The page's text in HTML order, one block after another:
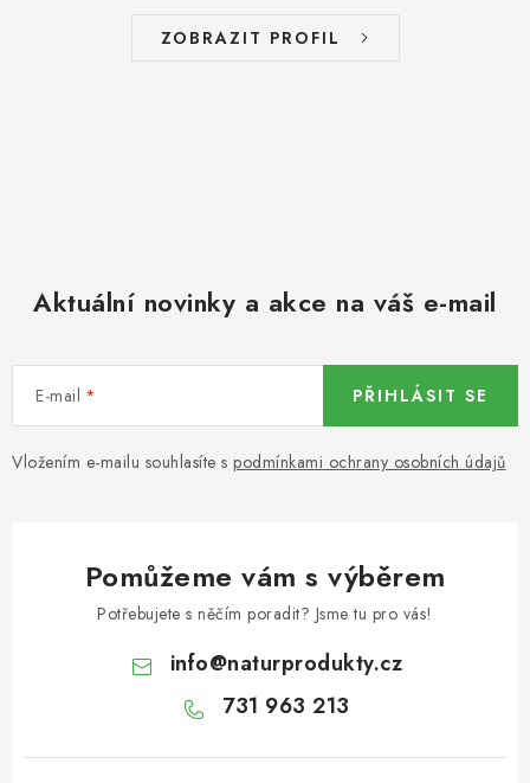
DÁRKOVÉ POUKAZY
OŘECHY NATURAL / MANDLE
OŘECHY NATURAL / KEŠU OŘECHY / KEŠU OŘECHY
CELÉ NATURAL
OŘECHY NATURAL / PODZEMNICE (ARAŠÍDY) /
PODZEMNICE OLEJNÁ BLANŠÍROVANÁ
ZOBRAZIT PROFIL
Aktuální novinky a akce na váš e-mail
E-mail
Vložením e-mailu souhlasíte s podmínkami ochrany osobních údajů
PŘIHLÁSIT SE
Pomůžeme vám s výběrem
Potřebujete s něčím poradit? Jsme tu pro vás!
info@naturprodukty.cz
731 963 213